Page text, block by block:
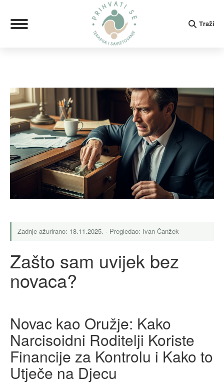
Search:
Traži
Zadnje ažurirano: 18.11.2025. · Pregledao: Ivan Čanžek
Zašto sam uvijek bez
novaca?
Novac kao Oružje: Kako
Narcisoidni Roditelji Koriste
Financije za Kontrolu i Kako to
Utječe na Djecu